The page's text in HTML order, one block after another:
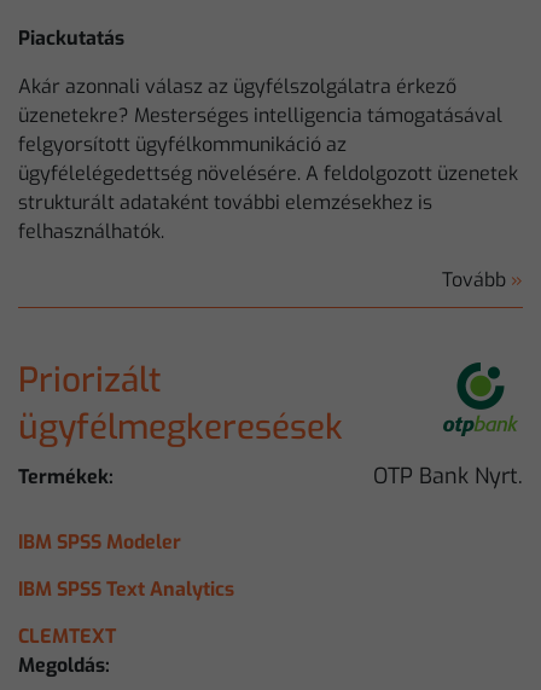
Piackutatás
Akár azonnali válasz az ügyfélszolgálatra érkező
üzenetekre? Mesterséges intelligencia támogatásával
felgyorsított ügyfélkommunikáció az
ügyfélelégedettség növelésére. A feldolgozott üzenetek
strukturált adataként további elemzésekhez is
felhasználhatók.
Tovább »
Priorizált
ügyfélmegkeresések
Termékek:
IBM SPSS Modeler
IBM SPSS Text Analytics
CLEMTEXT
Megoldás:
OTP Bank Nyrt.